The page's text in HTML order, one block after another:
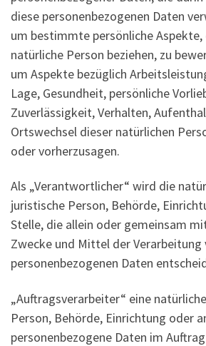
diese personenbezogenen Daten
um bestimmte persönliche Aspekte,
natürliche Person beziehen, zu
um Aspekte bezüglich
Lage, Gesundheit, persönliche
Zuverlässigkeit, Verhalten,
Ortswechsel dieser natürlichen
oder vorherzusagen.
Als „Verantwortlicher“ wird die
juristische Person, Behörde,
Stelle, die allein oder gemeinsam
Zwecke und Mittel der Verarbeitung
personenbezogenen Daten
„Auftragsverarbeiter“ eine
Person, Behörde, Einrichtung oder
personenbezogene Daten im